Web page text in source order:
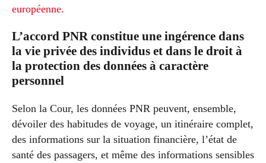
européenne.
L’accord PNR constitue une ingérence dans
la vie privée des individus et dans le droit à
la protection des données à caractère
personnel
Selon la Cour, les données PNR peuvent, ensemble,
dévoiler des habitudes de voyage, un itinéraire complet,
des informations sur la situation financière, l’état de
santé des passagers, et même des informations sensibles